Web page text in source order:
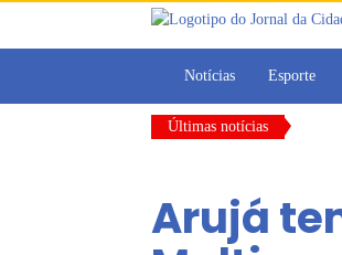
Notícias Esporte
Últimas notícias
Arujá